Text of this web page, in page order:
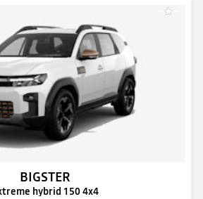
BIGSTER
hybrid 150 4x4